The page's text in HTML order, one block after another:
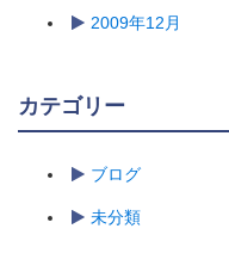
2009年12月
カテゴリー
ブログ
未分類